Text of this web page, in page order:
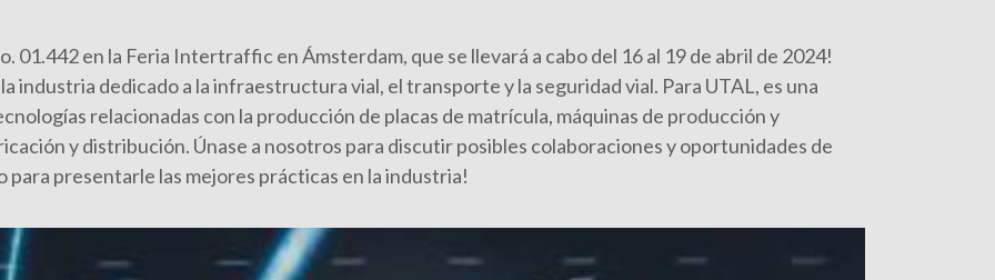
01.442 en la Feria Intertraffic en Ámsterdam, que se llevará a cabo del 16 al 19 de abril de 2024!
industria dedicado a la infraestructura vial, el transporte y la seguridad vial. Para UTAL, es una
relacionadas con la producción de placas de matrícula, máquinas de producción y
y distribución. Únase a nosotros para discutir posibles colaboraciones y oportunidades de
presentarle las mejores prácticas en la industria!